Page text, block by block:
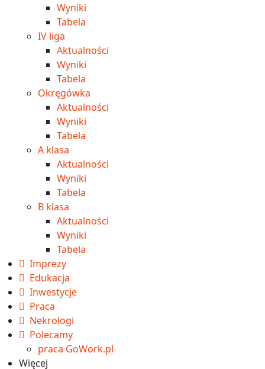
Wyniki
Tabela
IV liga
Aktualności
Wyniki
Tabela
Okręgówka
Aktualności
Wyniki
Tabela
A klasa
Aktualności
Wyniki
Tabela
B klasa
Aktualności
Wyniki
Tabela
Imprezy
Edukacja
Inwestycje
Praca
Nekrologi
Polecamy
praca GoWork.pl
Więcej